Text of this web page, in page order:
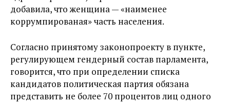
добавила, что женщина — «наименее
коррумпированая» часть населения.
Согласно принятому законопроекту в пункте,
регулирующем гендерный состав парламента,
говорится, что при определении списка
кандидатов политическая партия обязана
представить не более 70 процентов лиц одного